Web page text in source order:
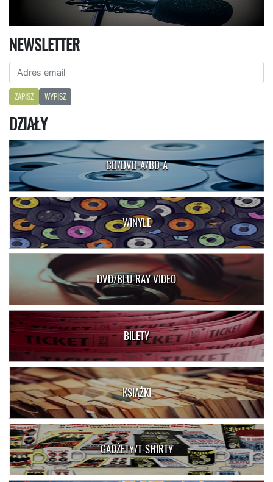
NEWSLETTER
ZAPISZ WYPISZ
DZIAŁY
CD/DVD-A/BD-A
WINYLE
DVD/BLU-RAY VIDEO
BILETY
KSIĄŻKI
GADŻETY/T-SHIRTY